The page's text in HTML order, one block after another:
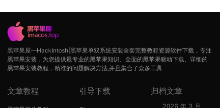
黑苹果屋—Hackintosh|黑苹果单双系统安装全套完整教程资源软件下载，专注
黑苹果安装，为您提供最专业的黑苹果知识、全面的黑苹果驱动下载、详细的
黑苹果安装教程，精准的问题解决方法,并且集合了众多工具
文章教程 引导下载 归档文章
2026 年 3 月